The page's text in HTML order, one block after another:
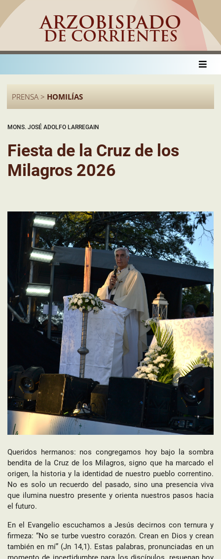
ARZOBISPADO
DE CORRIENTES
PRENSA > HOMILÍAS
MONS. JOSÉ ADOLFO LARREGAIN
Fiesta de la Cruz de los
Milagros 2026
Queridos hermanos: nos congregamos hoy bajo la sombra
bendita de la Cruz de los Milagros, signo que ha marcado el
origen, la historia y la identidad de nuestro pueblo correntino.
No es solo un recuerdo del pasado, sino una presencia viva
que ilumina nuestro presente y orienta nuestros pasos hacia
el futuro.
En el Evangelio escuchamos a Jesús decirnos con ternura y
firmeza: “No se turbe vuestro corazón. Crean en Dios y crean
también en mí” (Jn 14,1). Estas palabras, pronunciadas en un